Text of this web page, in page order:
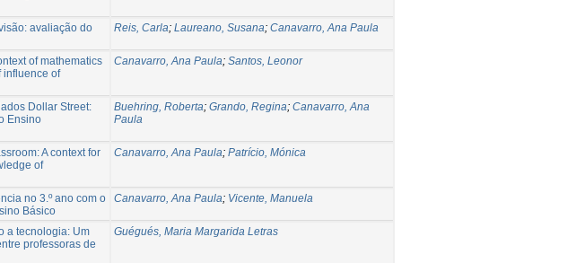
avaliação do
Reis, Carla; Laureano, Susana; Canavarro, Ana Paula
of mathematics
influence of
Canavarro, Ana Paula; Santos, Leonor
Dollar Street:
Ensino
Buehring, Roberta; Grando, Regina; Canavarro, Ana
Paula
A context for
of
Canavarro, Ana Paula; Patrício, Mónica
no 3.º ano com o
Básico
Canavarro, Ana Paula; Vicente, Manuela
a tecnologia: Um
professoras de
Guégués, Maria Margarida Letras